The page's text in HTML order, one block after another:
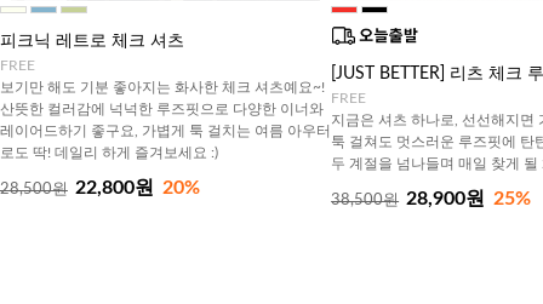
피크닉 레트로 체크 셔츠
FREE
보기만 해도 기분 좋아지는 화사한 체크 셔츠예요~!
산뜻한 컬러감에 넉넉한 루즈핏으로 다양한 이너와
레이어드하기 좋구요, 가볍게 툭 걸치는 여름 아우터
로도 딱! 데일리 하게 즐겨보세요 :)
28,500원 22,800원 20%
[JUST BETTER] 리츠 체크
FREE
지금은 셔츠 하나로, 선선해지면
툭 걸쳐도 멋스러운 루즈핏에 탄
두 계절을 넘나들며 매일 찾게 될
38,500원 28,900원 25%